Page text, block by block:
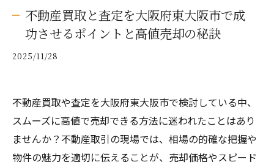
不動産買取と査定を大阪府東大阪市で成
功させるポイントと高値売却の秘訣
2025/11/28
不動産買取や査定を大阪府東大阪市で検討している中、
スムーズに高値で売却できる方法に迷われたことはあり
ませんか？不動産取引の現場では、相場の的確な把握や
物件の魅力を適切に伝えることが、売却価格やスピード